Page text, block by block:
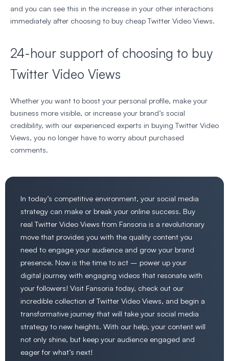
and you can see this in the increase in your other interactions
immediately after choosing to buy cheap Twitter Video Views.
24-hour support of choosing to buy
Twitter Video Views
Whether you want to boost your personal profile, make your
business more visible, or increase your brand’s social
credibility, with our experienced experts in buying Twitter Video
Views, you no longer have to worry about purchased
comments.
In today’s competitive environment, your social media
strategy can make or break your online success. Buy
real Twitter Video Views from Fansoria is a revolutionary
move that provides you with the quality content you
need to engage your audience and grow your brand
presence. Now is the time to act – power up your
digital journey with engaging videos that resonate with
your followers! Visit Fansoria today, check out our
incredible collection of Twitter Video Views, and begin a
transformative journey that will take your social media
strategy to new heights. With our help, your content will
not only shine, but keep your audience engaged and
eager for what’s next!